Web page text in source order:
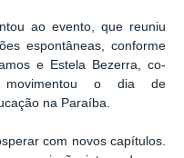
ao evento, que reuniu
espontâneas, conforme
e Estela Bezerra, co-
o dia de
na Paraíba.
com novos capítulos.